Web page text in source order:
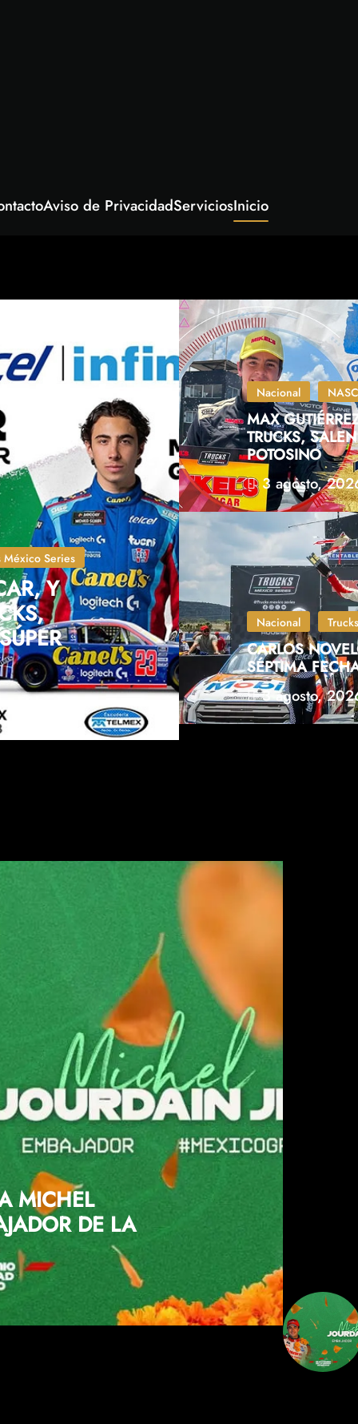
Aviso de PrivacidadServiciosInicio
México Series
Y
Nacional
MAX
TRUCKS,
POTOSINO
3 agosto,
Nacional
CARLOS
SÉPTIMA
3 agosto,
MICHEL
DE LA